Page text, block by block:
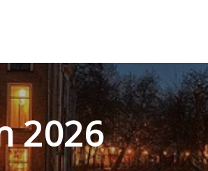
2026